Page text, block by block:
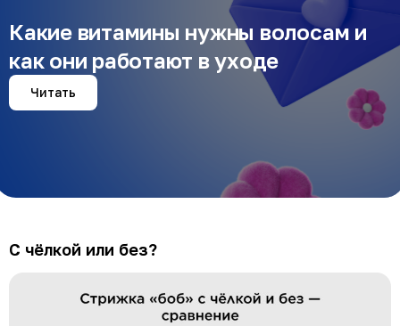
Какие витамины нужны волосам и
как они работают в уходе
Читать
С чёлкой или без?